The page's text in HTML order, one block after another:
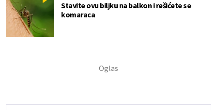
Stavite ovu biljku na balkon i rešićete se
komaraca